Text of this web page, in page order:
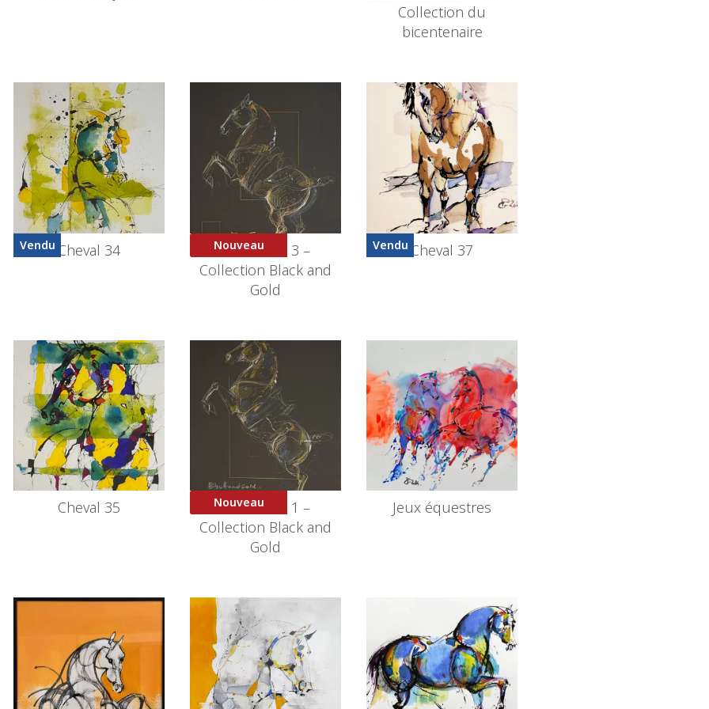
Collection du
bicentenaire
Vendu Cheval 34 Nouveau
Courbette 3 –
Collection Black and
Gold
Vendu Cheval 37
Cheval 35 Nouveau
Courbette 1 –
Collection Black and
Gold
Jeux équestres